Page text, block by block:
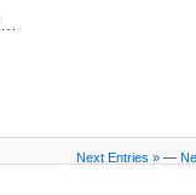
Next Entries »—